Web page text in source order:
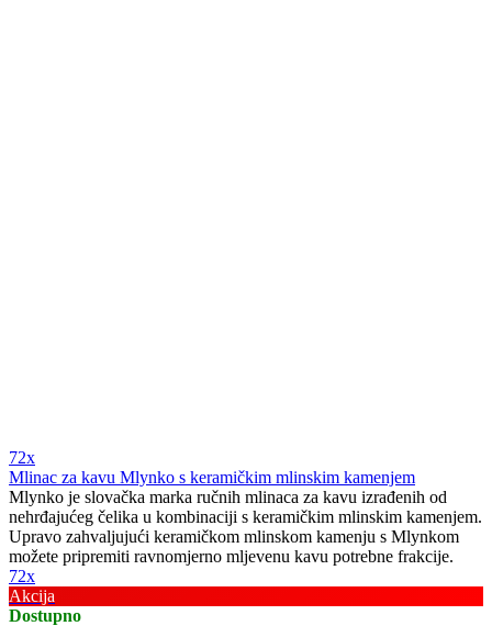
72x
Mlinac za kavu Mlynko s keramičkim mlinskim kamenjem
Mlynko je slovačka marka ručnih mlinaca za kavu izrađenih od
nehrđajućeg čelika u kombinaciji s keramičkim mlinskim kamenjem.
Upravo zahvaljujući keramičkom mlinskom kamenju s Mlynkom
možete pripremiti ravnomjerno mljevenu kavu potrebne frakcije.
72x
Akcija
Dostupno